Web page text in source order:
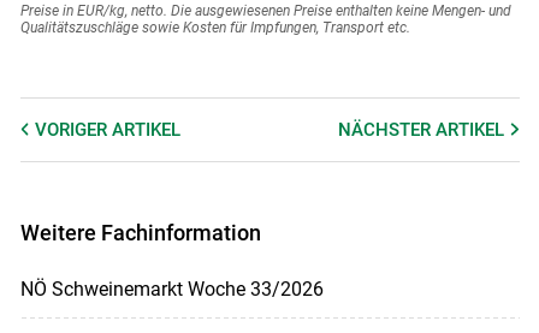
Preise in EUR/kg, netto. Die ausgewiesenen Preise enthalten keine Mengen- und
Qualitätszuschläge sowie Kosten für Impfungen, Transport etc.
VORIGER ARTIKEL NÄCHSTERARTIKEL
Weitere Fachinformation
NÖ Schweinemarkt Woche 33/2026